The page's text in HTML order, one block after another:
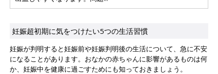
妊娠超初期に気をつけたい5つの生活習慣
妊娠が判明すると妊娠前や妊娠判明後の生活について、急に不安
になることがあります。おなかの赤ちゃんに影響があるものは何
か、妊娠中を健康に過ごすためにも知っておきましょう。